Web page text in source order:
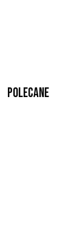
Polecane